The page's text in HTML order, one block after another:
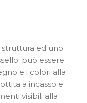
ed uno
può essere
e i colori alla
a incasso e
visibili alla